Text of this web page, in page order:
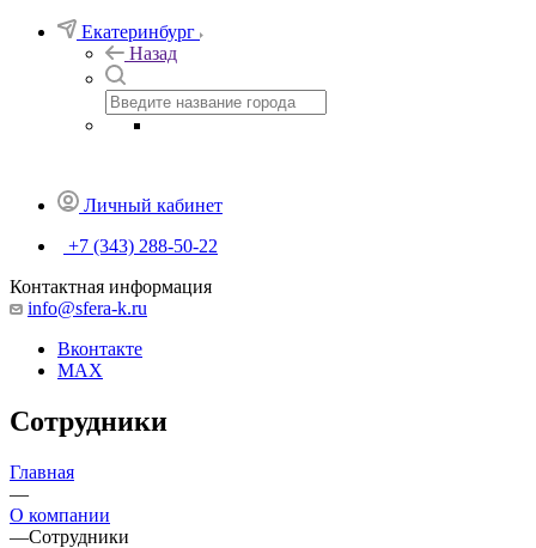
Екатеринбург
Назад
Личный кабинет
+7 (343) 288-50-22
Контактная информация
info@sfera-k.ru
Вконтакте
MAX
Сотрудники
Главная
—
О компании
—Сотрудники